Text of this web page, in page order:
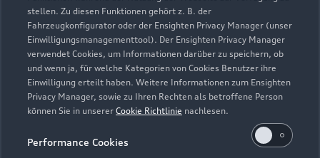
stellen. Zu diesen Funktionen gehört z. B. der
Fahrzeugkonfigurator oder der Ensighten Privacy Manager (unser
Einwilligungsmanagementtool). Der Ensighten Privacy Manager
verwendet Cookies, um Informationen darüber zu speichern, ob
und wenn ja, für welche Kategorien von Cookies Benutzer ihre
Einwilligung erteilt haben. Weitere Informationen zum Ensighten
Privacy Manager, sowie zu Ihren Rechten als betroffene Person
können Sie in unserer Cookie Richtlinie nachlesen.
Performance Cookies
Zurück nach oben
Modelle